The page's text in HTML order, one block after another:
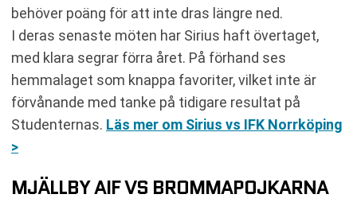
behöver poäng för att inte dras längre ned.
I deras senaste möten har Sirius haft övertaget,
med klara segrar förra året. På förhand ses
hemmalaget som knappa favoriter, vilket inte är
förvånande med tanke på tidigare resultat på
Studenternas. Läs mer om Sirius vs IFK Norrköping
>
MJÄLLBY AIF VS BROMMAPOJKARNA